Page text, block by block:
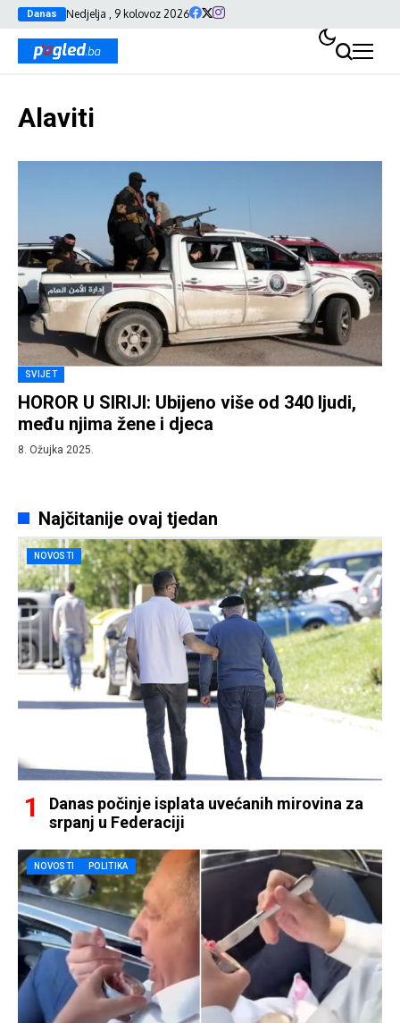
Danas Nedjelja , 9 kolovoz 2026
Alaviti
SVIJET
HOROR U SIRIJI: Ubijeno više od 340 ljudi,
među njima žene i djeca
8. Ožujka 2025.
Najčitanije ovaj tjedan
NOVOSTI
Danas počinje isplata uvećanih mirovina za
srpanj u Federaciji
NOVOSTI POLITIKA